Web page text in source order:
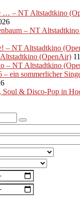
… – NT Altstadtkino
– NT
– NT Altstadtkino
(OpenAir)
– NT Altstadtkino
– ein sommerlicher
Soul & Disco-Pop in